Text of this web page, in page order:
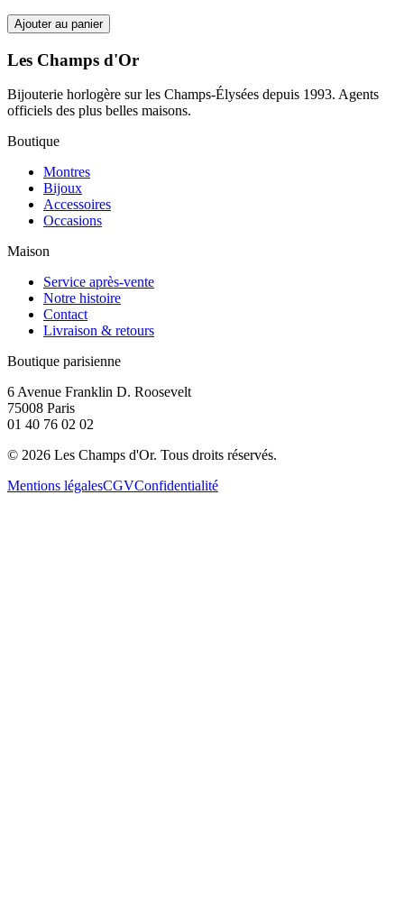
Ajouter au panier
Les Champs d'Or
Bijouterie horlogère sur les Champs-Élysées depuis 1993. Agents
officiels des plus belles maisons.
Boutique
Montres
Bijoux
Accessoires
Occasions
Maison
Service après-vente
Notre histoire
Contact
Livraison & retours
Boutique parisienne
6 Avenue Franklin D. Roosevelt
75008 Paris
01 40 76 02 02
© 2026 Les Champs d'Or. Tous droits réservés.
Mentions légalesCGVConfidentialité